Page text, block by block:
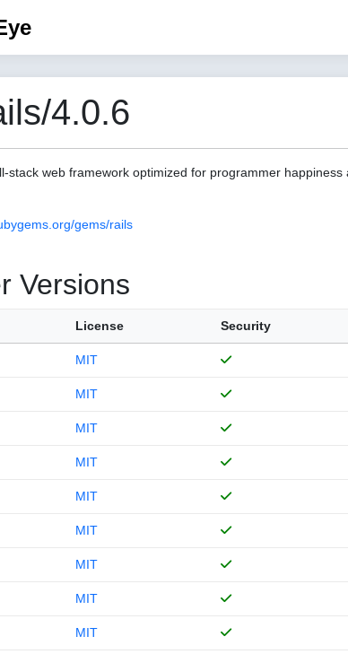
4.0.6
stack web framework optimized for programmer
gems/rails
Versions
License Security
MIT
MIT
MIT
MIT
MIT
MIT
MIT
MIT
MIT